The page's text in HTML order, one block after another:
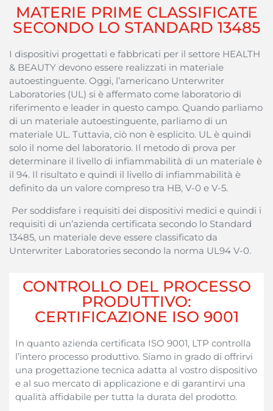
MATERIE PRIME CLASSIFICATE
SECONDO LO STANDARD 13485
I dispositivi progettati e fabbricati per il settore HEALTH
& BEAUTY devono essere realizzati in materiale
autoestinguente. Oggi, l’americano Unterwriter
Laboratories (UL) si è affermato come laboratorio di
riferimento e leader in questo campo. Quando parliamo
di un materiale autoestinguente, parliamo di un
materiale UL. Tuttavia, ciò non è esplicito. UL è quindi
solo il nome del laboratorio. Il metodo di prova per
determinare il livello di infiammabilità di un materiale è
il 94. Il risultato e quindi il livello di infiammabilità è
definito da un valore compreso tra HB, V-0 e V-5.
Per soddisfare i requisiti dei dispositivi medici e quindi i
requisiti di un’azienda certificata secondo lo Standard
13485, un materiale deve essere classificato da
Unterwriter Laboratories secondo la norma UL94 V-0.
CONTROLLO DEL PROCESSO
PRODUTTIVO:
CERTIFICAZIONE ISO 9001
In quanto azienda certificata ISO 9001, LTP controlla
l’intero processo produttivo. Siamo in grado di offrirvi
una progettazione tecnica adatta al vostro dispositivo
e al suo mercato di applicazione e di garantirvi una
qualità affidabile per tutta la durata del prodotto.